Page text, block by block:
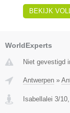
BEKIJK
WorldExperts
Niet gevestigd
Antwerpen »
Isabellalei 3/10